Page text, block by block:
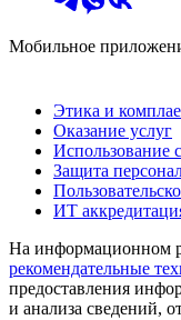
Мобильное
Этика и
Оказание услуг
Использование
Защита
ИТ
На информационном
рекомендательные
предоставления
и анализа сведений,